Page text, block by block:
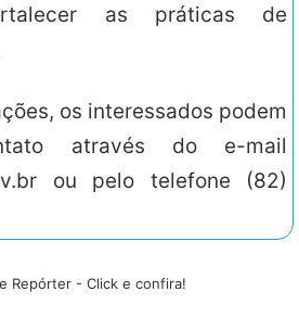
as práticas de
os interessados podem
através do e-mail
ou pelo telefone (82)
Repórter - Click e confira!